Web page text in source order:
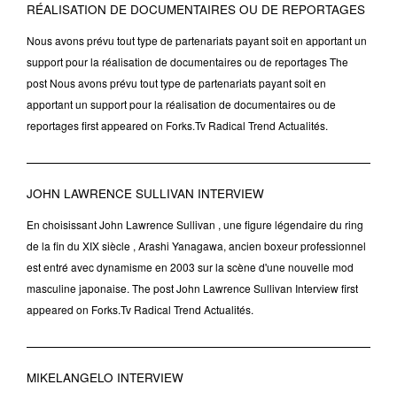
RÉALISATION DE DOCUMENTAIRES OU DE REPORTAGES
Nous avons prévu tout type de partenariats payant soit en apportant un
support pour la réalisation de documentaires ou de reportages The
post Nous avons prévu tout type de partenariats payant soit en
apportant un support pour la réalisation de documentaires ou de
reportages first appeared on Forks.Tv Radical Trend Actualités.
JOHN LAWRENCE SULLIVAN INTERVIEW
En choisissant John Lawrence Sullivan , une figure légendaire du ring
de la fin du XIX siècle , Arashi Yanagawa, ancien boxeur professionnel
est entré avec dynamisme en 2003 sur la scène d'une nouvelle mod
masculine japonaise. The post John Lawrence Sullivan Interview first
appeared on Forks.Tv Radical Trend Actualités.
MIKELANGELO INTERVIEW